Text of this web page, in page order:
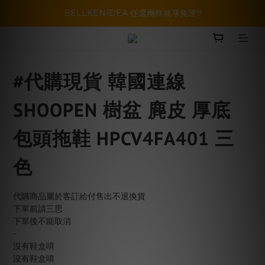
暑假活動登場!! SBG套裝超級優惠價，兩套以上再享免運哦!!
BELLKENIDEA 任選兩件就享免運!!!
暑假活動登場!! SBG套裝超級優惠價，兩套以上再享免運哦!!
#代購現貨 韓國連線
SHOOPEN 樹盆 麂皮 厚底
包頭拖鞋 HPCV4FA401 三
色
代購商品屬於客訂給付售出不退換貨
下單前請三思
下單後不能取消
-
沒有鞋盒唷
沒有鞋盒唷